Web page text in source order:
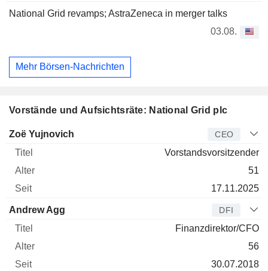
National Grid revamps; AstraZeneca in merger talks
03.08.
Mehr Börsen-Nachrichten
Vorstände und Aufsichtsräte: National Grid plc
Manager Titel
Zoë Yujnovich CEO
Vorstandsvorsitzender
51
17.11.2025
Andrew Agg DFI
Finanzdirektor/CFO
56
30.07.2018